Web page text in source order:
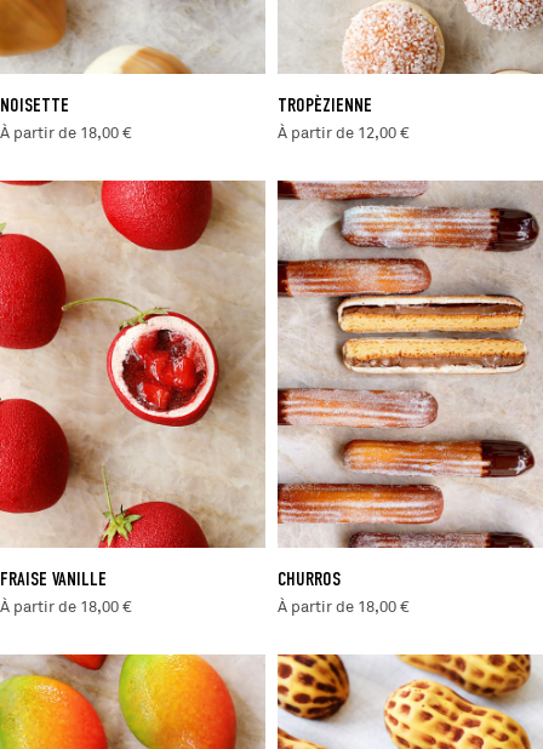
NOISETTE
À partir de 18,00 €
TROPÈZIENNE
À partir de 12,00 €
FRAISE VANILLE
À partir de 18,00 €
CHURROS
À partir de 18,00 €